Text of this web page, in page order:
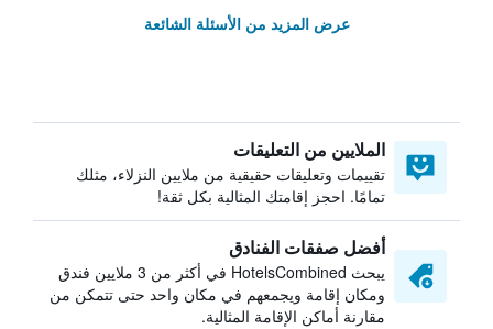
عرض المزيد من الأسئلة الشائعة
الملايين من التعليقات
تقييمات وتعليقات حقيقية من ملايين النزلاء، مثلك
تمامًا. احجز إقامتك المثالية بكل ثقة!
أفضل صفقات الفنادق
يبحث HotelsCombined في أكثر من 3 ملايين فندق
ومكان إقامة ويجمعهم في مكان واحد حتى تتمكن من
مقارنة أماكن الإقامة المثالية.